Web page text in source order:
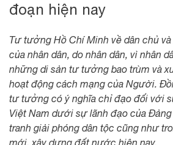
đoạn hiện nay
Tư tưởng Hồ Chí Minh về dân chủ
của nhân dân, do nhân dân, vì nhân
những di sản tư tưởng bao trùm và
hoạt động cách mạng của Người.
tư tưởng có ý nghĩa chỉ đạo đối với
Việt Nam dưới sự lãnh đạo của
tranh giải phóng dân tộc cũng như
mới, xây dựng đất nước hiện nay.